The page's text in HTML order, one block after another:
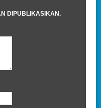
DIPUBLIKASIKAN.